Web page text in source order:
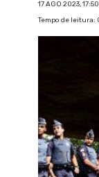
17 AGO 2023, 17:50
Tempo de leitura: